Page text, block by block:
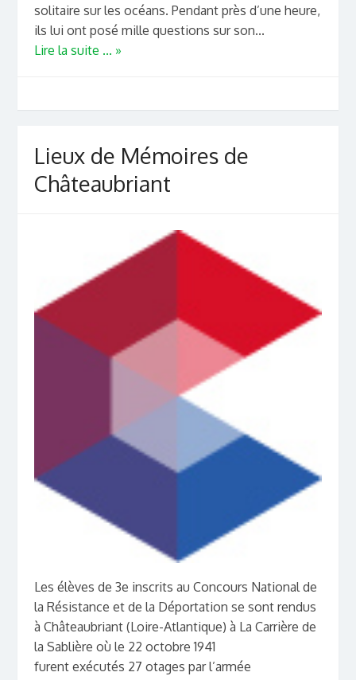
solitaire sur les océans. Pendant près d’une heure,
ils lui ont posé mille questions sur son...
Lire la suite ... »
Lieux de Mémoires de
Châteaubriant
Les élèves de 3e inscrits au Concours National de
la Résistance et de la Déportation se sont rendus
à Châteaubriant (Loire-Atlantique) à La Carrière de
la Sablière où le 22 octobre 1941
furent exécutés 27 otages par l’armée